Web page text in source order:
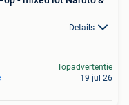
Details
Topadvertentie
19 jul 26